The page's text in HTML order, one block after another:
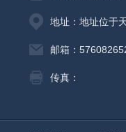
地址：地址位于
邮箱：
传真：